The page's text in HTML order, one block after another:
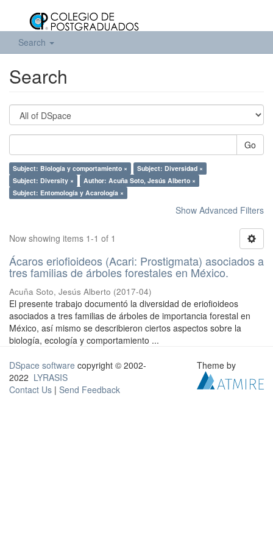
Search
Search
Go
Subject: Biología y comportamiento ×
Subject: Diversidad ×
Subject: Diversity ×
Author: Acuña Soto, Jesús Alberto ×
Subject: Entomología y Acarología ×
Show Advanced Filters
Now showing items 1-1 of 1
Ácaros eriofioideos (Acari: Prostigmata) asociados a
tres familias de árboles forestales en México.
Acuña Soto, Jesús Alberto (2017-04)
El presente trabajo documentó la diversidad de eriofioideos
asociados a tres familias de árboles de importancia forestal en
México, así mismo se describieron ciertos aspectos sobre la
biología, ecología y comportamiento ...
DSpace software copyright © 2002-
2022 LYRASIS
Contact Us | Send Feedback
Theme by